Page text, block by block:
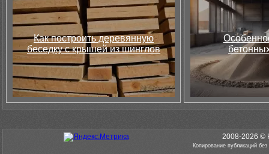
Как построить деревянную
беседку с крышей из шинглов
2008-2026 ©
Копирование публикаций